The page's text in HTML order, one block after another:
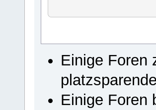
Einige Foren
Einige Foren